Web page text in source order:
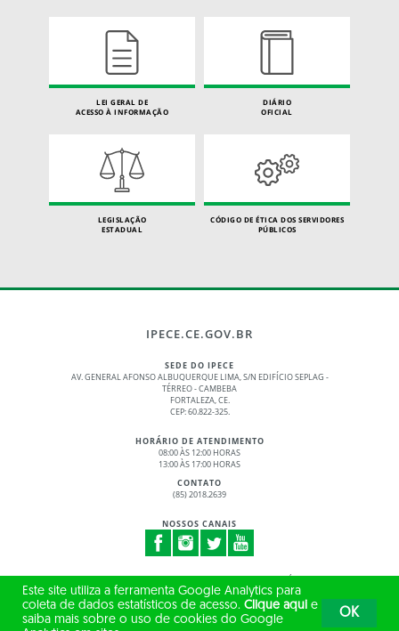
LEI GERAL DE
ACESSO À INFORMAÇÃO
DIÁRIO
OFICIAL
LEGISLAÇÃO
ESTADUAL
CÓDIGO DE ÉTICA DOS SERVIDORES
PÚBLICOS
IPECE.CE.GOV.BR
SEDE DO IPECE
AV. GENERAL AFONSO ALBUQUERQUE LIMA, S/N EDIFÍCIO SEPLAG -
TÉRREO - CAMBEBA
FORTALEZA, CE.
CEP: 60.822-325.
HORÁRIO DE ATENDIMENTO
08:00 ÀS 12:00 HORAS
13:00 ÀS 17:00 HORAS
CONTATO
(85) 2018.2639
NOSSOS CANAIS
© 2017 - 2026 – GOVERNO DO ESTADO DO CEARÁ
TODOS OS DIREITOS RESERVADOS
Este site utiliza a ferramenta Google Analytics para
coleta de dados estatísticos de acesso. Clique aqui e
saiba mais sobre o uso de cookies do Google
OK